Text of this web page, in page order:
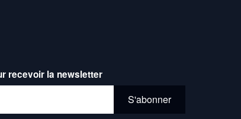
recevoir la newsletter